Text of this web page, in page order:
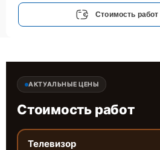
Стоимость работ
АКТУАЛЬНЫЕ ЦЕНЫ
Стоимость работ
Телевизор